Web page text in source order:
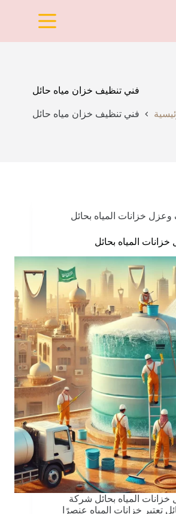
فني تنظيف خزان مياه حائل
فني تنظيف خزان مياه حائل
خزانات المياه بحائل
المياه بحائل
المياه بحائل شركة
تعتبر خزانات المياه عنصرًا